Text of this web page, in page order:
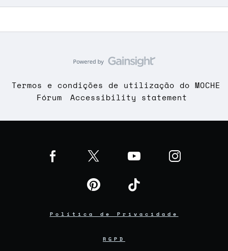
Termos e condições de utilização do MOCHE
Fórum
Accessibility statement
Política de Privacidade
RGPD